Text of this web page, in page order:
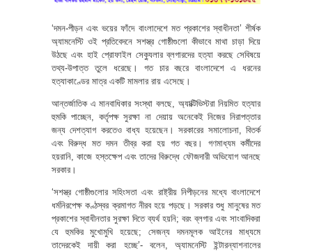
‘দমন-পীড়ন এবং ভয়ের ফাঁদে বাংলাদেশে মত প্রকাশের স্বাধীনতা’ শীর্ষক
অ্যামনেস্টি ওই প্রতিবেদনে সশস্ত্র গোষ্ঠীগুলো কীভাবে মাথা চাড়া দিয়ে
উঠছে এবং হাই প্রোফাইল সেক্যুলার ব্লগারদের হত্যা করছে সেবিষয়ে
তথ্য-উপাত্ত তুলে ধরেছে। গত চার বছরে বাংলাদেশে এ ধরনের
হত্যাকাণ্ডের মাত্র একটি মামলার রায় এসেছে।
আন্তর্জাতিক এ মানবাধিকার সংস্থা বলছে, অ্যাক্টিভিস্টরা নিয়মিত হত্যার
হুমকি পাচ্ছেন, কর্তৃপক্ষ সুরক্ষা না দেয়ায় অনেকেই নিজের নিরাপত্তার
জন্য দেশত্যাগ করতেও বাধ্য হয়েছেন। সরকারের সমালোচনা, বিতর্ক
এবং বিরুদ্ধ মত দমন তীব্র করা হয় গত বছর। গণমাধ্যম কর্মীদের
হয়রানি, কাজে হস্তক্ষেপ এবং তাদের বিরুদ্ধে ফৌজদারী অভিযোগ আনছে
সরকার।
‘সশস্ত্র গোষ্ঠীগুলোর সহিংসতা এবং রাষ্ট্রীয় নিপীড়নের মধ্যে বাংলাদেশে
ধর্মনিরপেক্ষ কণ্ঠস্বর ক্রমাগত নীরব হয়ে পড়ছে। সরকার শুধু মানুষের মত
প্রকাশের স্বাধীনতার সুরক্ষা দিতে ব্যর্থ হয়নি; বরং ব্লগার এবং সাংবাদিকরা
যে হুমকির মুখোমুখি হয়েছে; সেজন্য দমনমূলক আইনের মাধ্যমে
তাদেরকেই দায়ী করা হচ্ছে’- বলেন, অ্যামনেস্টি ইন্টারন্যাশনালের